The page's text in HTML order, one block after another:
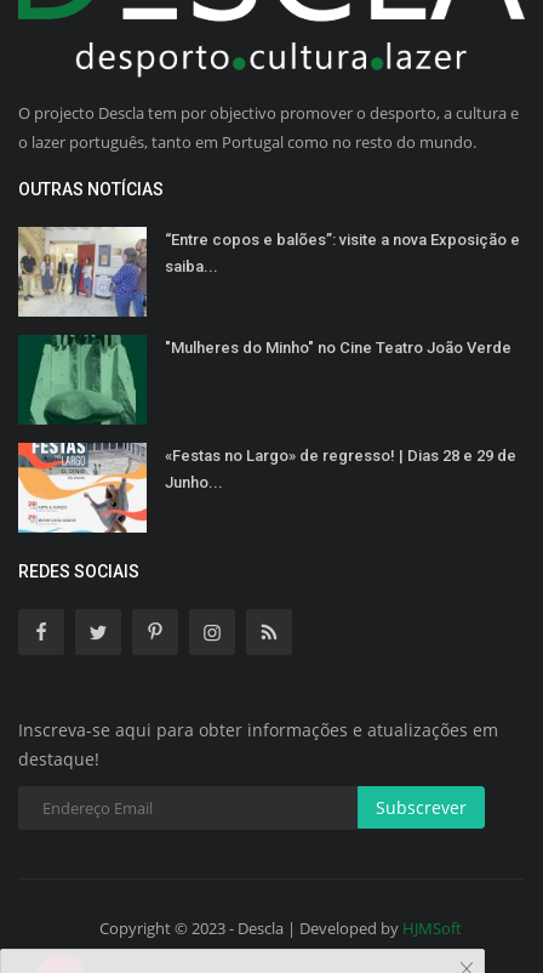
O projecto Descla tem por objectivo promover o desporto, a cultura e
o lazer português, tanto em Portugal como no resto do mundo.
OUTRAS NOTÍCIAS
“Entre copos e balões”: visite a nova Exposição e
saiba...
"Mulheres do Minho" no Cine Teatro João Verde
«Festas no Largo» de regresso! | Dias 28 e 29 de
Junho...
REDES SOCIAIS
Inscreva-se aqui para obter informações e atualizações em
destaque!
Subscrever
Copyright © 2023 - Descla | Developed by HJMSoft